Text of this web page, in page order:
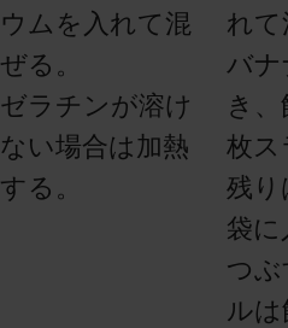
ウムを入れて混
ぜる。
ゼラチンが溶け
ない場合は加熱
する。
れて
バナ
き
枚ス
残り
袋に
つぶ
ル